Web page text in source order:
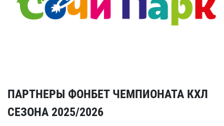
ПАРТНЕРЫ ФОНБЕТ ЧЕМПИОНАТА КХЛ
СЕЗОНА 2025/2026